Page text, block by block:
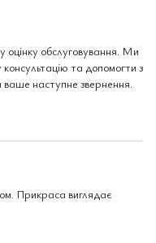
оцінку обслуговування. Ми
та допомогти з
наступне звернення.
Прикраса виглядає